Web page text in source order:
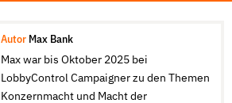
Autor Max Bank
Max war bis Oktober 2025 bei
LobbyControl Campaigner zu den Themen
Konzernmacht und Macht der